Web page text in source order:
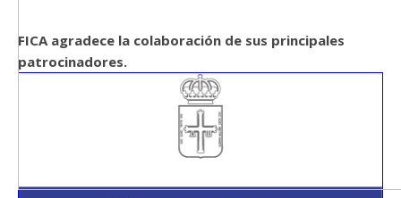
FICA agradece la colaboración de sus principales
patrocinadores.